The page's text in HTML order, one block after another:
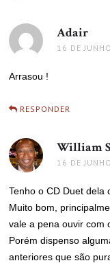
Adair
16 DE
Arrasou !
RESPONDER
William
16 DE
Tenho o CD Duet dela
Muito bom,
vale a pena ouvir com
Porém dispenso
anteriores que são